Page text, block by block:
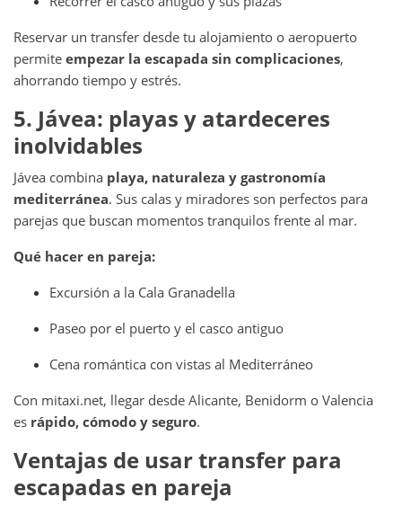
Reservar un transfer desde tu alojamiento o aeropuerto
permite empezar la escapada sin complicaciones,
ahorrando tiempo y estrés.
5. Jávea: playas y atardeceres
inolvidables
Jávea combina playa, naturaleza y gastronomía
mediterránea. Sus calas y miradores son perfectos para
parejas que buscan momentos tranquilos frente al mar.
Qué hacer en pareja:
Excursión a la Cala Granadella
Paseo por el puerto y el casco antiguo
Cena romántica con vistas al Mediterráneo
Con mitaxi.net, llegar desde Alicante, Benidorm o Valencia
es rápido, cómodo y seguro.
Ventajas de usar transfer para
escapadas en pareja